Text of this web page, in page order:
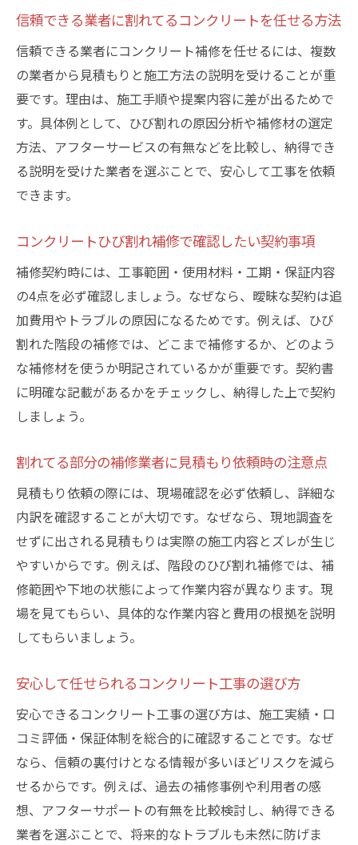
信頼できる業者に割れてるコンクリートを任せる方法
信頼できる業者にコンクリート補修を任せるには、複数
の業者から見積もりと施工方法の説明を受けることが重
要です。理由は、施工手順や提案内容に差が出るためで
す。具体例として、ひび割れの原因分析や補修材の選定
方法、アフターサービスの有無などを比較し、納得でき
る説明を受けた業者を選ぶことで、安心して工事を依頼
できます。
コンクリートひび割れ補修で確認したい契約事項
補修契約時には、工事範囲・使用材料・工期・保証内容
の4点を必ず確認しましょう。なぜなら、曖昧な契約は追
加費用やトラブルの原因になるためです。例えば、ひび
割れた階段の補修では、どこまで補修するか、どのよう
な補修材を使うか明記されているかが重要です。契約書
に明確な記載があるかをチェックし、納得した上で契約
しましょう。
割れてる部分の補修業者に見積もり依頼時の注意点
見積もり依頼の際には、現場確認を必ず依頼し、詳細な
内訳を確認することが大切です。なぜなら、現地調査を
せずに出される見積もりは実際の施工内容とズレが生じ
やすいからです。例えば、階段のひび割れ補修では、補
修範囲や下地の状態によって作業内容が異なります。現
場を見てもらい、具体的な作業内容と費用の根拠を説明
してもらいましょう。
安心して任せられるコンクリート工事の選び方
安心できるコンクリート工事の選び方は、施工実績・口
コミ評価・保証体制を総合的に確認することです。なぜ
なら、信頼の裏付けとなる情報が多いほどリスクを減ら
せるからです。例えば、過去の補修事例や利用者の感
想、アフターサポートの有無を比較検討し、納得できる
業者を選ぶことで、将来的なトラブルも未然に防げま